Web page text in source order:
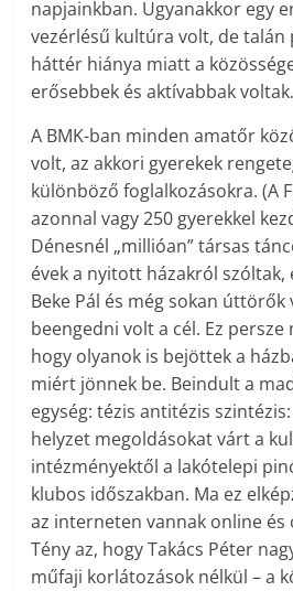
napjainkban. Ugyanakkor egy
vezérlésű kultúra volt, de
háttér hiánya miatt a
erősebbek és aktívabbak voltak.
A BMK-ban minden amatőr
volt, az akkori gyerekek
különböző foglalkozásokra. (A
azonnal vagy 250 gyerekkel
Dénesnél „millióan” társas
évek a nyitott házakról szóltak,
Beke Pál és még sokan
beengedni volt a cél. Ez persze
hogy olyanok is bejöttek a
miért jönnek be. Beindult a
egység: tézis antitézis
helyzet megoldásokat várt a
intézményektől a lakótelepi
klubos időszakban. Ma ez
az interneten vannak online
Tény az, hogy Takács Péter
műfaji korlátozások nélkül – a